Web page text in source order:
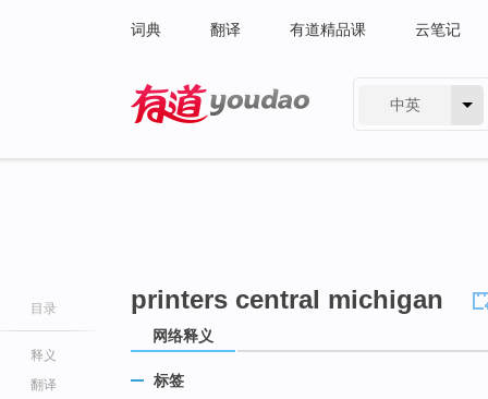
词典 翻译 有道精品课 云笔记
中英
目录
释义
翻译
printers central michigan
网络释义
标签